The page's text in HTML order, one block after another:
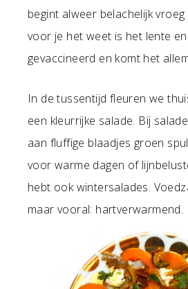
begint alweer belachelijk
voor je het weet is het lente
gevaccineerd en komt het
In de tussentijd fleuren we
een kleurrijke salade. Bij
aan fluffige blaadjes groen
voor warme dagen of
hebt ook wintersalades.
maar vooral: hartverwarmend.